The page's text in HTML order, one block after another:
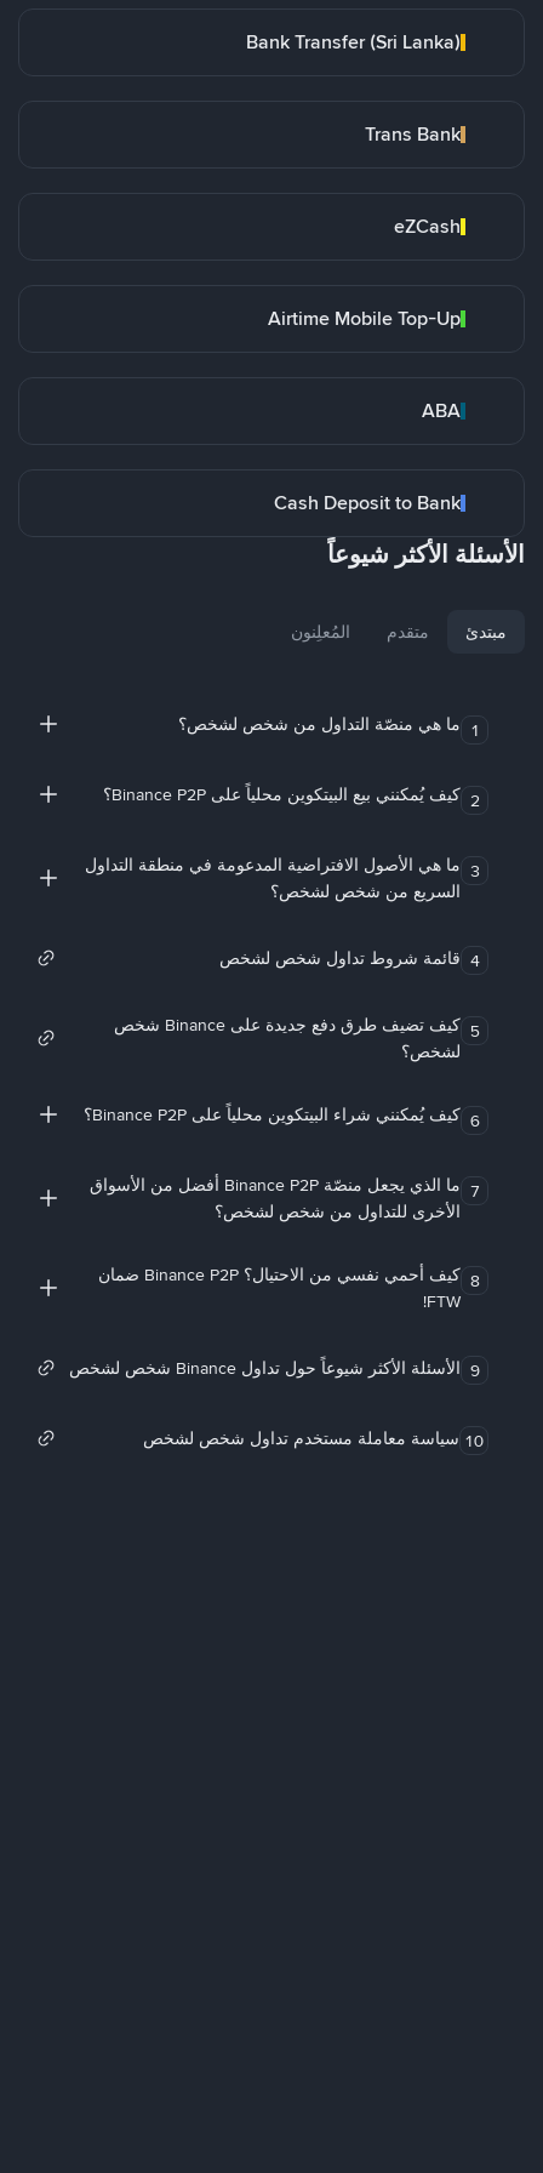
Bank Transfer (Sri Lanka)
Trans Bank
eZCash
Airtime Mobile Top-Up
ABA
Cash Deposit to Bank
الأسئلة الأكثر شيوعاً
مبتدئ متقدم المُعلِنون
1 ما هي منصّة التداول من شخص لشخص؟
2 كيف يُمكنني بيع البيتكوين محلياً على Binance P2P؟
3 ما هي الأصول الافتراضية المدعومة في منطقة التداول
السريع من شخص لشخص؟
4 قائمة شروط تداول شخص لشخص
5
كيف تضيف طرق دفع جديدة على Binance شخص
لشخص؟
6 كيف يُمكنني شراء البيتكوين محلياً على Binance P2P؟
7
ما الذي يجعل منصّة Binance P2P أفضل من الأسواق
الأخرى للتداول من شخص لشخص؟
8
كيف أحمي نفسي من الاحتيال؟ Binance P2P ضمان
FTW!
9 الأسئلة الأكثر شيوعاً حول تداول Binance شخص لشخص
10 سياسة معاملة مستخدم تداول شخص لشخص